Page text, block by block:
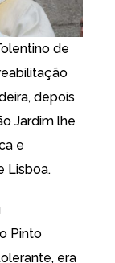
de
depois
Jardim lhe
e
Lisboa.
Pinto
era